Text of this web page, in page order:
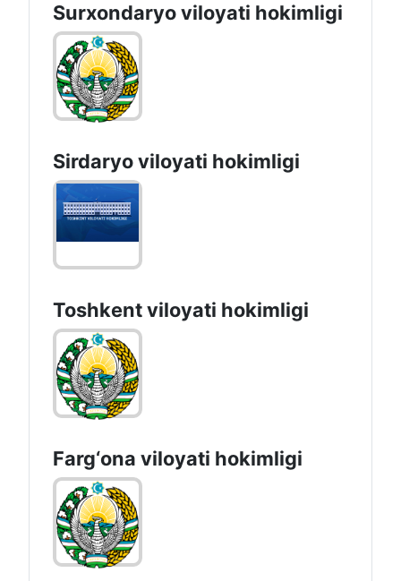
Surxondaryo vilоyati hоkimligi
Sirdaryo vilоyati hоkimligi
Toshkent vilоyati hоkimligi
Farg‘оnа vilоyati hоkimligi